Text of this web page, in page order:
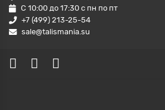
С 10:00 до 17:30 с пн по пт
+7 (499) 213-25-54
sale@talismania.su